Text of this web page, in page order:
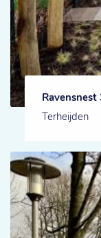
Ravensnest
Terheijden